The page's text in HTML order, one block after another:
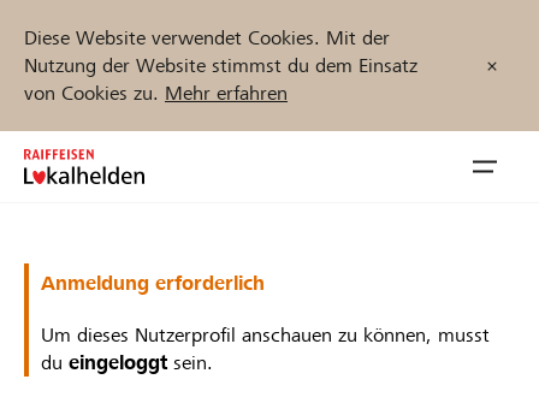
Diese Website verwendet Cookies. Mit der
Nutzung der Website stimmst du dem Einsatz
von Cookies zu. Mehr erfahren
Zum
Inhalt
Jetzt starten
Anmeldung erforderlich
Um dieses Nutzerprofil anschauen zu können, musst
du eingeloggt sein.